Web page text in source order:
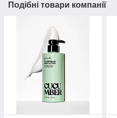
Подібні товари компанії